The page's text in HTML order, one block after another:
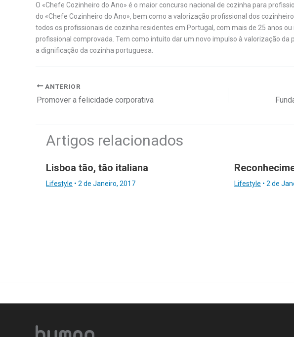
O «Chefe Cozinheiro do Ano» é o maior concurso nacional de cozinha para
do «Chefe Cozinheiro do Ano», bem como a valorização profissional dos
todos os profissionais de cozinha residentes em Portugal, com mais de 25 anos
profissional comprovada. Tem como intuito dar um novo impulso à valorização da
a dignificação da cozinha portuguesa.
ANTERIOR
Promover a felicidade corporativa
Artigos relacionados
Lisboa tão, tão italiana
Lifestyle • 2 de Janeiro, 2017 Lifestyle • 2 de